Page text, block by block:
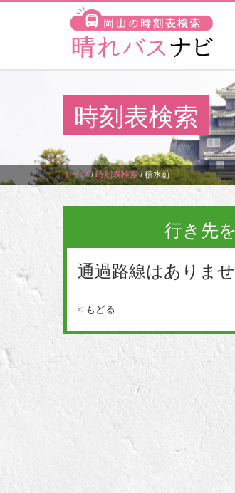
時刻表検索
トップ/時刻表検索/積水前
行き先
通過路線はありませ
< もどる